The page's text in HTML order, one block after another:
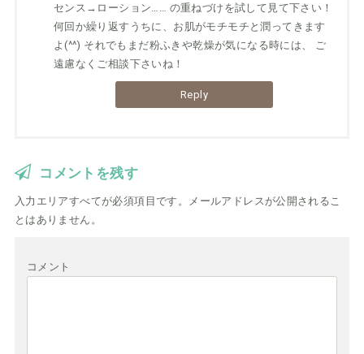
センス→ローション…… の重ねづけを試して見て下さい！
何回か繰り返すうちに、お肌がモチモチと潤ってきます
よ(^^) それでもまだ粉ふきや乾燥が気になる時には、 ご
遠慮なくご相談下さいね！
Reply
コメントを残す
入力エリアすべてが必須項目です。メールアドレスが公開されるこ
とはありません。
コメント